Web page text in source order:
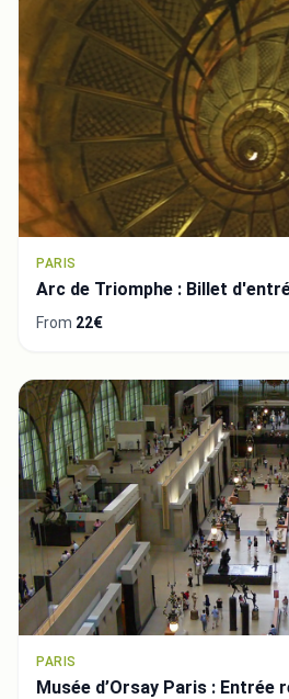
PARIS
Arc de Triomphe : Billet
From 22€
PARIS
Musée d’Orsay Paris : Entrée